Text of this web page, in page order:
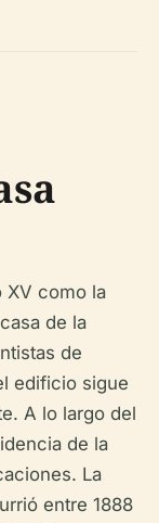
XV como la
de la
de
edificio sigue
A lo largo del
de la
La
entre 1888